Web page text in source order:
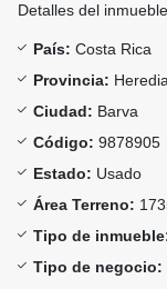
Detalles del
País: Costa Rica
Provincia: Heredia
Ciudad: Barva
Código: 9878905
Estado: Usado
Área Terreno:
Tipo de
Tipo de negocio: